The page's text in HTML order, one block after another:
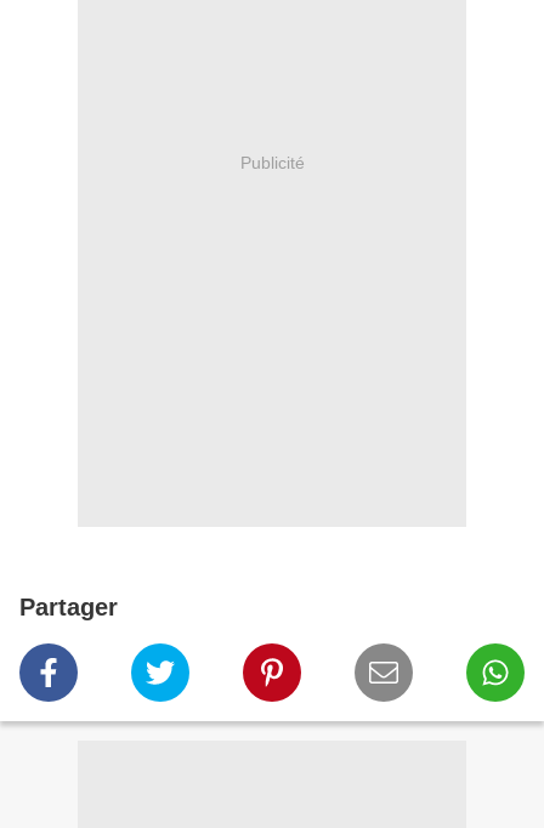
Publicité
Partager